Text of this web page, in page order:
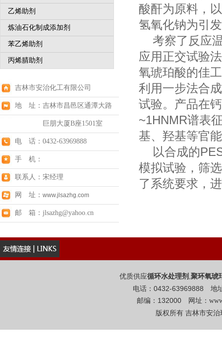
乙烯助剂
炼油石化制成添加剂
苯乙烯助剂
丙烯腈助剂
吉林市安治化工有限公司
地 址：吉林市昌邑区通潭大路
巨朋大厦B座1501室
电 话：0432-63969888
手 机：
联系人：宋经理
网 址： www.jlsazhg.com
邮 箱：jlsazhg@yahoo.cn
酸酐为原料，
氢氧化钠为引
考察了反应
应用正交试验
氧琥珀酸的佳
利用一步法合
试验。产品在
~1HNMR谱表
基、羟基等官
以合成的
模拟试验，筛
了系统要求，
优质供应循环水处理剂 ,聚环氧琥
电话：0432-63969888 地
邮编：132000 网址：
版权所有 吉林市安